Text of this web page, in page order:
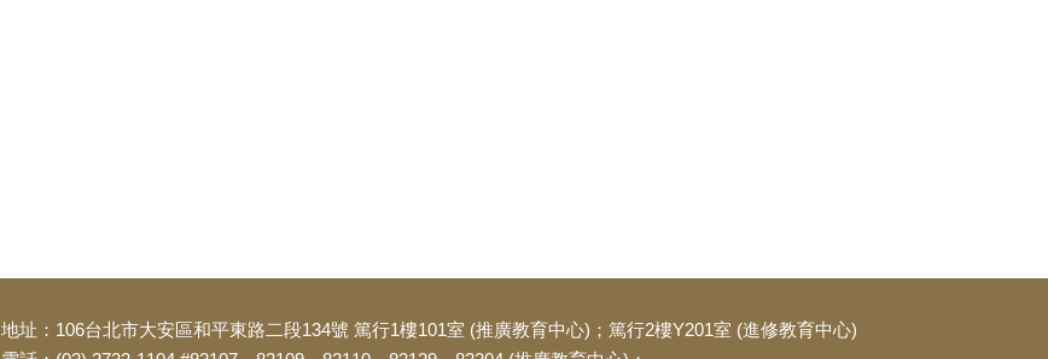
地址：106台北市大安區和平東路二段134號 篤行1樓101室 (推廣教育中心)；篤行2樓Y201室 (進修教育中心)